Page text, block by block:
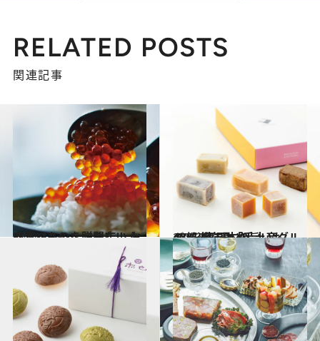
RELATED POSTS
関連記事
2021.1.14
文春マルシェ、開店！ おいしいものを贈りたい人へ
グルメ 2021.12.25
47都道府県「手土産グルメ」 “東日本の旨いもの”を総まとめ
グルメ